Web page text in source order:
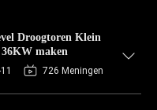
Droogtoren Klein
maken
726 Meningen